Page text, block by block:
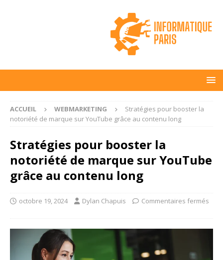
ACCUEIL WEBMARKETING
Stratégies pour booster la
notoriété de marque sur YouTube grâce au contenu long
Stratégies pour booster la
notoriété de marque sur YouTube
grâce au contenu long
octobre 19, 2024 Dylan Chapuis Commentaires fermés